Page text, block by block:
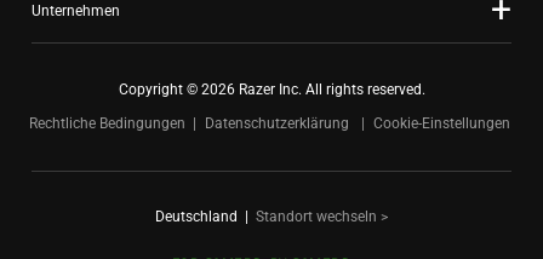
Unternehmen
Copyright © 2026 Razer Inc. All rights reserved.
Rechtliche Bedingungen
Datenschutzerklärung Cookie-Einstellungen
Deutschland Standort wechseln >